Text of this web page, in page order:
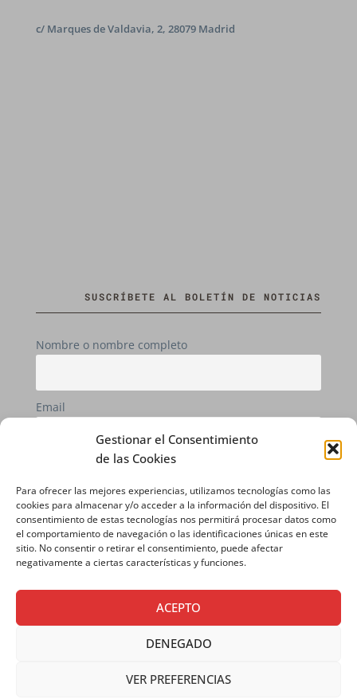
Gestionar el Consentimiento
de las Cookies
Para ofrecer las mejores experiencias, utilizamos tecnologías como las
cookies para almacenar y/o acceder a la información del dispositivo. El
consentimiento de estas tecnologías nos permitirá procesar datos como
el comportamiento de navegación o las identificaciones únicas en este
sitio. No consentir o retirar el consentimiento, puede afectar
negativamente a ciertas características y funciones.
ACEPTO
DENEGADO
VER PREFERENCIAS
c/ Marques de Valdavia, 2, 28079 Madrid
SUSCRÍBETE AL BOLETÍN DE NOTICIAS
Nombre o nombre completo
Email
POLÍTICA DE PRIVACIDAD